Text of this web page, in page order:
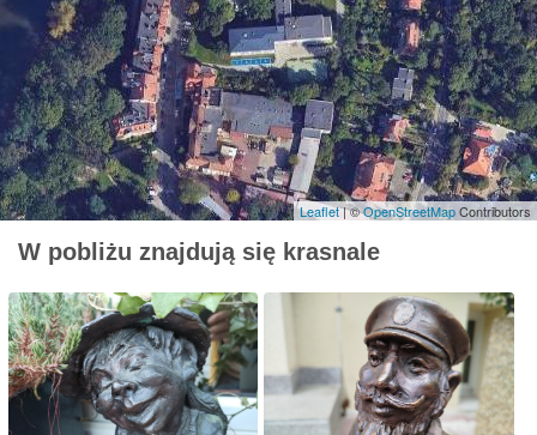
Leaflet| ©OpenStreetMapContributors
W pobliżu znajdują się krasnale